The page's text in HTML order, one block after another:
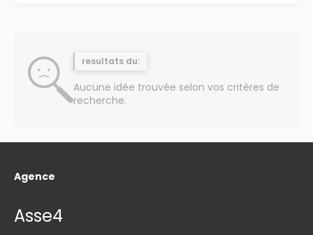
resultats du:
Aucune idée trouvée selon vos critères de
recherche.
Agence
Asse4